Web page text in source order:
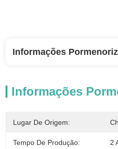
Informações
Informações
Lugar De Origem:
Tempo De Produção: 2